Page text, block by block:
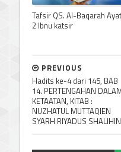
Tafsir QS. Al-Baqarah Ayat
2 Ibnu katsir
PREVIOUS
Hadits ke-4 dari 145, BAB
14. PERTENGAHAN
KETAATAN, KITAB :
NUZHATUL MUTTAQIEN
SYARH RIYADUS SHALIHIN